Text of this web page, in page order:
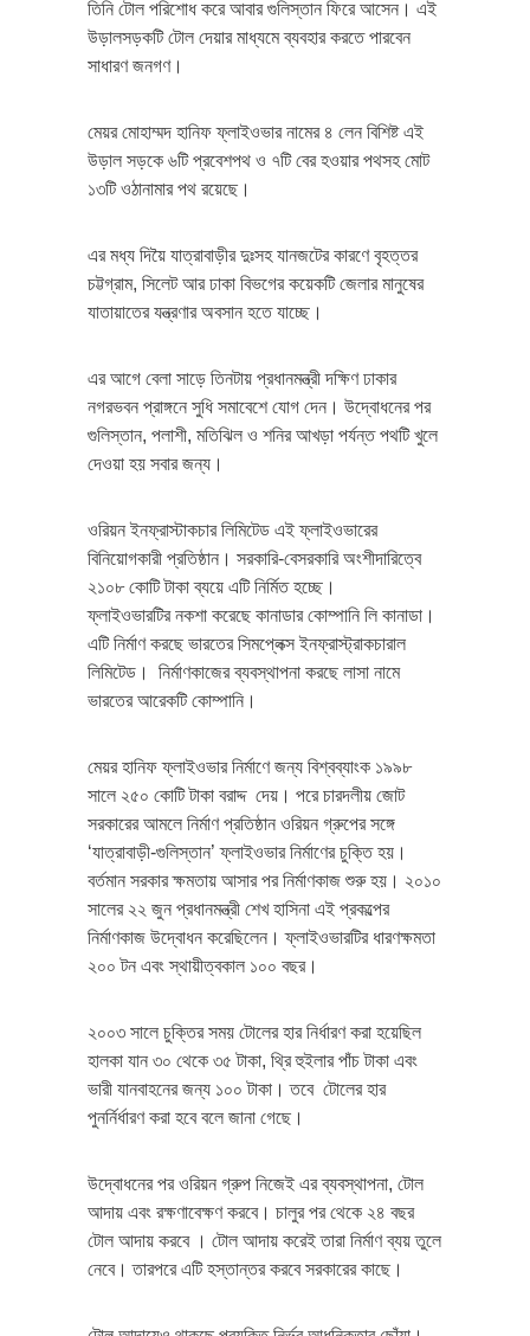
তিনি টোল পরিশোধ করে আবার গুলিস্তান ফিরে আসেন। এই
উড়ালসড়কটি টোল দেয়ার মাধ্যমে ব্যবহার করতে পারবেন
সাধারণ জনগণ।
মেয়র মোহাম্মদ হানিফ ফ্লাইওভার নামের ৪ লেন বিশিষ্ট এই
উড়াল সড়কে ৬টি প্রবেশপথ ও ৭টি বের হওয়ার পথসহ মোট
১৩টি ওঠানামার পথ রয়েছে।
এর মধ্য দিয়ৈ যাত্রাবাড়ীর দুঃসহ যানজটের কারণে বৃহত্তর
চট্টগ্রাম, সিলেট আর ঢাকা বিভগের কয়েকটি জেলার মানুষের
যাতায়াতের যন্ত্রণার অবসান হতে যাচ্ছে।
এর আগে বেলা সাড়ে তিনটায় প্রধানমন্ত্রী দক্ষিণ ঢাকার
নগরভবন প্রাঙ্গনে সুধি সমাবেশে যোগ দেন। উদ্বোধনের পর
গুলিস্তান, পলাশী, মতিঝিল ও শনির আখড়া পর্যন্ত পথটি খুলে
দেওয়া হয় সবার জন্য।
ওরিয়ন ইনফ্রাস্টাকচার লিমিটেড এই ফ্লাইওভারের
বিনিয়োগকারী প্রতিষ্ঠান। সরকারি-বেসরকারি অংশীদারিত্বে
২১০৮ কোটি টাকা ব্যয়ে এটি নির্মিত হচ্ছে।
ফ্লাইওভারটির নকশা করেছে কানাডার কোম্পানি লি কানাডা।
এটি নির্মাণ করছে ভারতের সিমপ্লেক্স ইনফ্রাস্ট্রাকচারাল
লিমিটেড। নির্মাণকাজের ব্যবস্থাপনা করছে লাসা নামে
ভারতের আরেকটি কোম্পানি।
মেয়র হানিফ ফ্লাইওভার নির্মাণে জন্য বিশ্বব্যাংক ১৯৯৮
সালে ২৫০ কোটি টাকা বরাদ্দ দেয়। পরে চারদলীয় জোট
সরকারের আমলে নির্মাণ প্রতিষ্ঠান ওরিয়ন গ্রুপের সঙ্গে
‘যাত্রাবাড়ী-গুলিস্তান’ ফ্লাইওভার নির্মাণের চুক্তি হয়।
বর্তমান সরকার ক্ষমতায় আসার পর নির্মাণকাজ শুরু হয়। ২০১০
সালের ২২ জুন প্রধানমন্ত্রী শেখ হাসিনা এই প্রকল্পের
নির্মাণকাজ উদ্বোধন করেছিলেন। ফ্লাইওভারটির ধারণক্ষমতা
২০০ টন এবং স্থায়ীত্বকাল ১০০ বছর।
২০০৩ সালে চুক্তির সময় টোলের হার নির্ধারণ করা হয়েছিল
হালকা যান ৩০ থেকে ৩৫ টাকা, থ্রি হুইলার পাঁচ টাকা এবং
ভারী যানবাহনের জন্য ১০০ টাকা। তবে টোলের হার
পুনর্নির্ধারণ করা হবে বলে জানা গেছে।
উদ্বোধনের পর ওরিয়ন গ্রুপ নিজেই এর ব্যবস্থাপনা, টোল
আদায় এবং রক্ষণাবেক্ষণ করবে। চালুর পর থেকে ২৪ বছর
টোল আদায় করবে । টোল আদায় করেই তারা নির্মাণ ব্যয় তুলে
নেবে। তারপরে এটি হস্তান্তর করবে সরকারের কাছে।